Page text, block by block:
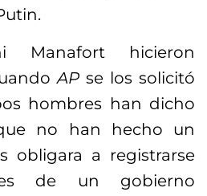
Manafort hicieron
AP se los solicitó
hombres han dicho
no han hecho un
obligara a registrarse
de un gobierno